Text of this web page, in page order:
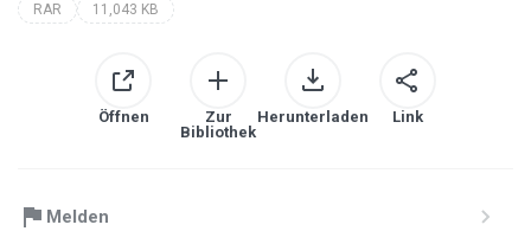
RAR 11,043 KB
Öffnen
Zur
Bibliothek
Herunterladen Link
Melden